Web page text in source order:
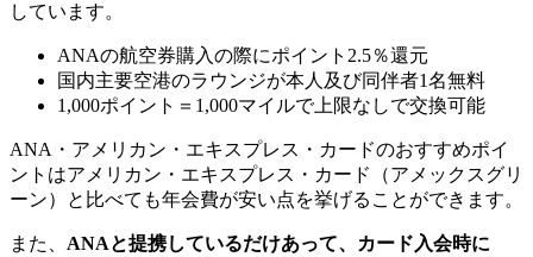
しています。
ANAの航空券購入の際にポイント2.5％還元
国内主要空港のラウンジが本人及び同伴者1名無料
1,000ポイント＝1,000マイルで上限なしで交換可能
ANA・アメリカン・エキスプレス・カードのおすすめポイ
ントはアメリカン・エキスプレス・カード（アメックスグリ
ーン）と比べても年会費が安い点を挙げることができます。
また、 ANAと提携しているだけあって、カード入会時に